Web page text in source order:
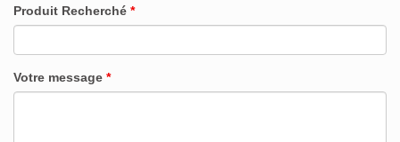
Produit Recherché *
Votre message *